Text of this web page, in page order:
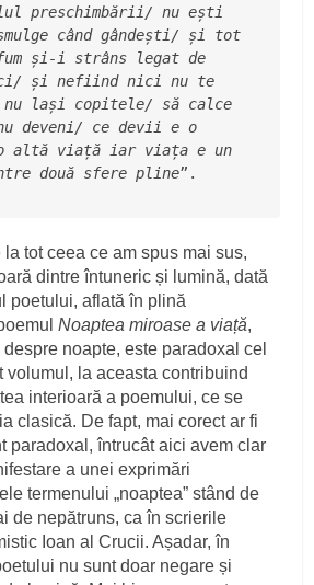
preschimbării/ nu ești
când gândești/ și tot
și-i strâns legat de
și nefiind nici nu te
lași copitele/ să calce
deveni/ ce devii e o
altă viață iar viața e un
două sfere pline”.
la tot ceea ce am spus mai sus,
dintre întuneric și lumină, dată
poetului, aflată în plină
Noaptea miroase a viață,
noapte, este paradoxal cel
volumul, la aceasta contribuind
interioară a poemului, ce se
clasică. De fapt, mai corect ar fi
paradoxal, întrucât aici avem clar
a unei exprimări
termenului „noaptea” stând de
de nepătruns, ca în scrierile
Ioan al Crucii. Așadar, în
nu sunt doar negare și